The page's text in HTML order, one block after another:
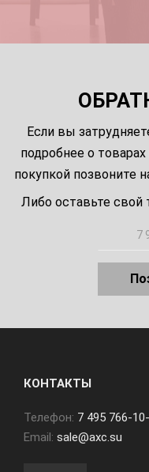
Если вы
подробнее о
покупкой позвоните
Либо оставьте
КОНТАКТЫ
Телефон: 7 495 766-
Email: sale@axc.su